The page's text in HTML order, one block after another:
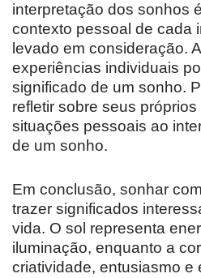
interpretação dos sonhos
contexto pessoal de cada
levado em consideração.
experiências individuais
significado de um sonho.
refletir sobre seus
situações pessoais ao
de um sonho.
Em conclusão, sonhar
trazer significados
vida. O sol representa
iluminação, enquanto a
criatividade, entusiasmo e